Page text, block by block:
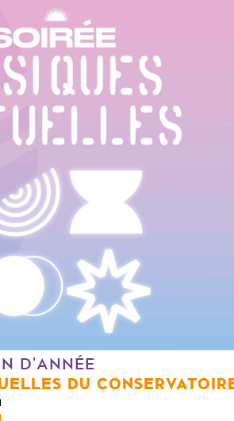
D'ANNÉE
DU